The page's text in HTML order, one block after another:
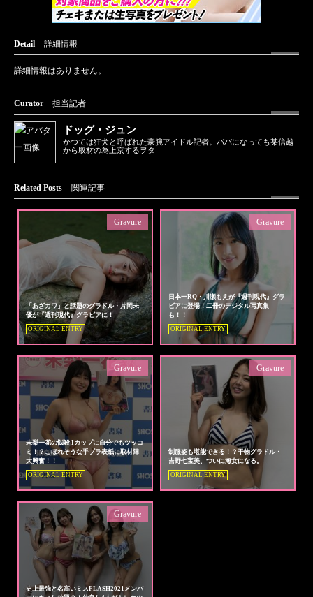
Detail 詳細情報
詳細情報はありません。
Curator 担当記者
ドッグ・ジュン
かつては狂犬と呼ばれた豪腕アイドル記者。パパになっても某信越
から取材の為上京するヲタ
Related Posts 関連記事
「あざカワ」と話題のグラドル・片岡未
優が『週刊現代』グラビアに！
ORIGINAL ENTRY
Gravure
日本一RQ・川瀬もえが『週刊現代』グラ
ビアに登場！二冊のデジタル写真集
も！！
ORIGINAL ENTRY
Gravure
未梨一花の悩殺 Iカップに自分でもツッコ
ミ！？こぼれそうな手ブラ表紙に取材陣
大興奮！！
ORIGINAL ENTRY
Gravure
制服姿も堪能できる！？干物グラドル・
吉野七宝美、ついに海女になる。
ORIGINAL ENTRY
Gravure
史上最強と名高いミスFLASH2021メンバ
Gravure